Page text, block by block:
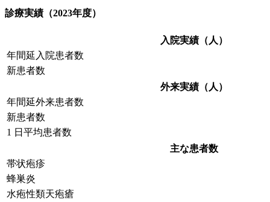
診療実績（2023年度）
入院実績（人）
年間延入院患者数
新患者数
外来実績（人）
年間延外来患者数
新患者数
1 日平均患者数
主な患者数
帯状疱疹
蜂巣炎
水疱性類天疱瘡